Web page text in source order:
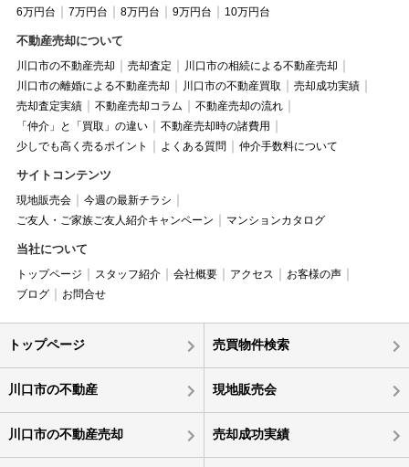
6万円台 7万円台 8万円台 9万円台 10万円台
不動産売却について
川口市の不動産売却 売却査定
川口市の相続による不動産売却
川口市の離婚による不動産売却
川口市の不動産買取
売却成功実績
売却査定実績
不動産売却コラム
不動産売却の流れ
「仲介」と「買取」の違い
不動産売却時の諸費用
少しでも高く売るポイント
よくある質問 仲介手数料について
サイトコンテンツ
現地販売会
今週の最新チラシ
ご友人・ご家族ご友人紹介キャンペーン
マンションカタログ
当社について
トップページ スタッフ紹介 会社概要 アクセス
お客様の声
ブログ
お問合せ
トップページ 売買物件検索
川口市の不動産 現地販売会
川口市の不動産売却 売却成功実績